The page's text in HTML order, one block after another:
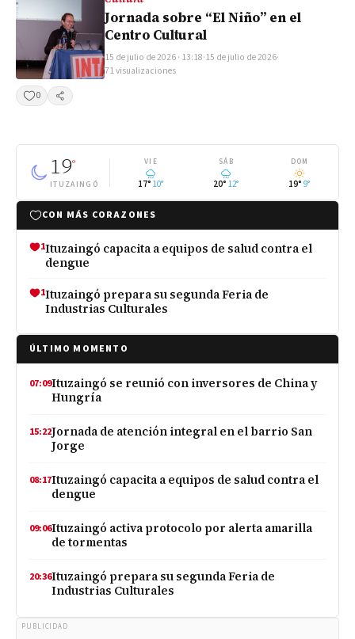
Jornada sobre “El Niño” en el
Centro Cultural
15 de julio de 2026 · 13:18·15 de julio de 2026·
71 visualizaciones
0
Compartir
19°
ITUZAINGÓ
VIE
17° 10°
SÁB
20° 12°
DOM
19° 9°
CON MÁS CORAZONES
1Ituzaingó capacita a equipos de salud contra el
dengue
1Ituzaingó prepara su segunda Feria de
Industrias Culturales
ÚLTIMO MOMENTO
07:09Ituzaingó se reunió con inversores de China y
Hungría
15:22Jornada de atención integral en el barrio San
Jorge
08:17Ituzaingó capacita a equipos de salud contra el
dengue
09:06Ituzaingó activa protocolo por alerta amarilla
de tormentas
20:36Ituzaingó prepara su segunda Feria de
Industrias Culturales
PUBLICIDAD